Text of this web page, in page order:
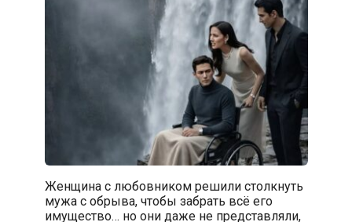
Женщина с любовником решили столкнуть
мужа с обрыва, чтобы забрать всё его
имущество… но они даже не представляли,